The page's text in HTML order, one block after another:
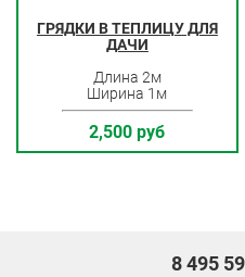
ГРЯДКИ В ТЕПЛИЦУ ДЛЯ
ДАЧИ
Длина 2м
Ширина 1м
2,500 руб
8 495